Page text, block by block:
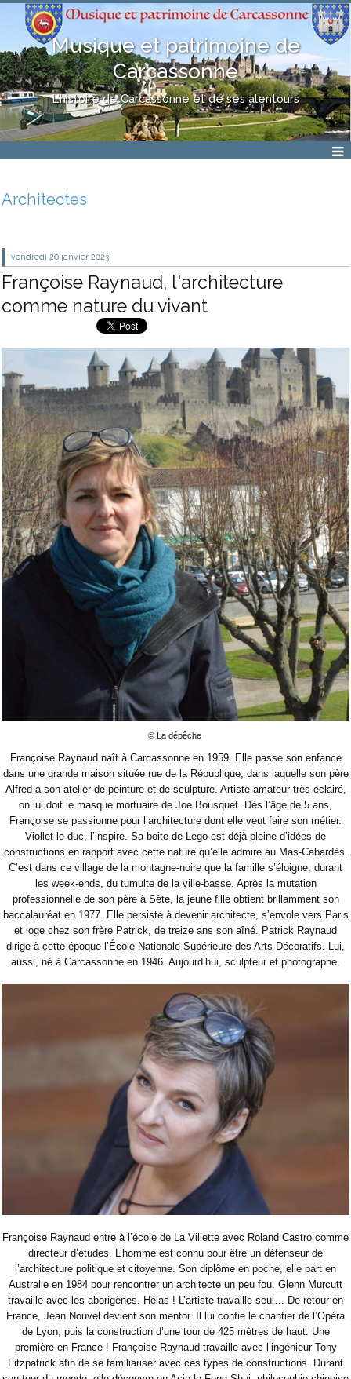
Musique et patrimoine de
Carcassonne
L'histoire de Carcassonne et de ses alentours
Architectes
vendredi 20 janvier 2023
Françoise Raynaud, l'architecture
comme nature du vivant
© La dépêche
Françoise Raynaud naît à Carcassonne en 1959. Elle passe son enfance
dans une grande maison située rue de la République, dans laquelle son père
Alfred a son atelier de peinture et de sculpture. Artiste amateur très éclairé,
on lui doit le masque mortuaire de Joe Bousquet. Dès l’âge de 5 ans,
Françoise se passionne pour l’architecture dont elle veut faire son métier.
Viollet-le-duc, l’inspire. Sa boite de Lego est déjà pleine d’idées de
constructions en rapport avec cette nature qu’elle admire au Mas-Cabardès.
C’est dans ce village de la montagne-noire que la famille s’éloigne, durant
les week-ends, du tumulte de la ville-basse. Après la mutation
professionnelle de son père à Sète, la jeune fille obtient brillamment son
baccalauréat en 1977. Elle persiste à devenir architecte, s’envole vers Paris
et loge chez son frère Patrick, de treize ans son aîné. Patrick Raynaud
dirige à cette époque l’École Nationale Supérieure des Arts Décoratifs. Lui,
aussi, né à Carcassonne en 1946. Aujourd’hui, sculpteur et photographe.
Françoise Raynaud entre à l’école de La Villette avec Roland Castro comme
directeur d’études. L’homme est connu pour être un défenseur de
l’architecture politique et citoyenne. Son diplôme en poche, elle part en
Australie en 1984 pour rencontrer un architecte un peu fou. Glenn Murcutt
travaille avec les aborigènes. Hélas ! L’artiste travaille seul… De retour en
France, Jean Nouvel devient son mentor. Il lui confie le chantier de l’Opéra
de Lyon, puis la construction d’une tour de 425 mètres de haut. Une
première en France ! Françoise Raynaud travaille avec l’ingénieur Tony
Fitzpatrick afin de se familiariser avec ces types de constructions. Durant